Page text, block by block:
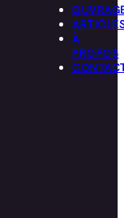
À
PROPOS